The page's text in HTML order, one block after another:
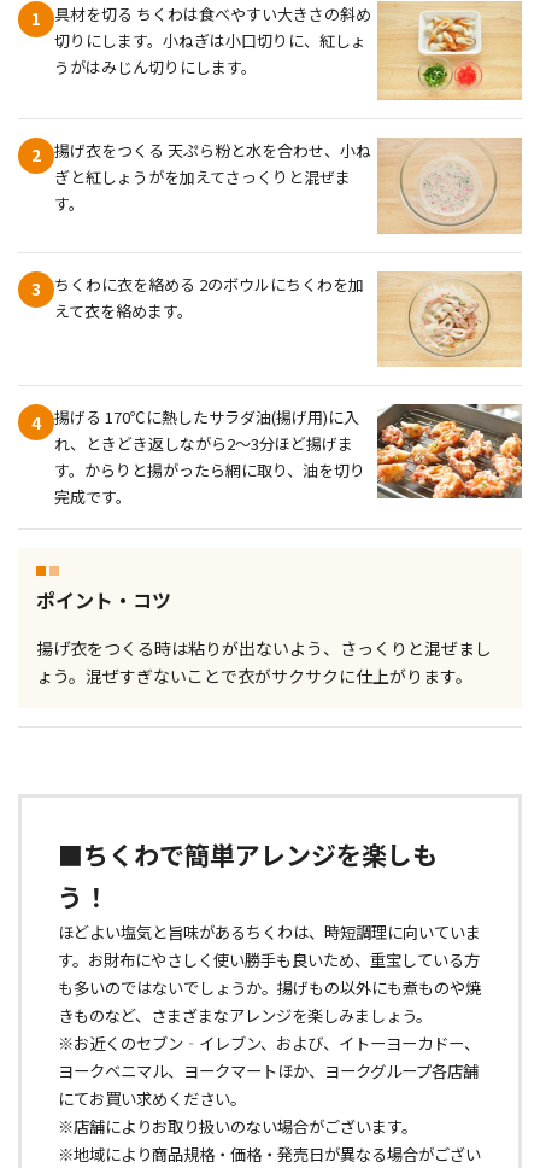
1
具材を切る ちくわは食べやすい大きさの斜め
切りにします。小ねぎは小口切りに、紅しょ
うがはみじん切りにします。
2 揚げ衣をつくる 天ぷら粉と水を合わせ、小ね
ぎと紅しょうがを加えてさっくりと混ぜま
す。
3
ちくわに衣を絡める 2のボウルにちくわを加
えて衣を絡めます。
4 揚げる 170℃に熱したサラダ油(揚げ用)に入
れ、ときどき返しながら2～3分ほど揚げま
す。からりと揚がったら網に取り、油を切り
完成です。
ポイント・コツ
揚げ衣をつくる時は粘りが出ないよう、さっくりと混ぜまし
ょう。混ぜすぎないことで衣がサクサクに仕上がります。
■ちくわで簡単アレンジを楽しも
う！
ほどよい塩気と旨味があるちくわは、時短調理に向いていま
す。お財布にやさしく使い勝手も良いため、重宝している方
も多いのではないでしょうか。揚げもの以外にも煮ものや焼
きものなど、さまざまなアレンジを楽しみましょう。
※お近くのセブン‐イレブン、および、イトーヨーカドー、
ヨークベニマル、ヨークマートほか、ヨークグループ各店舗
にてお買い求めください。
※店舗によりお取り扱いのない場合がございます。
※地域により商品規格・価格・発売日が異なる場合がござい